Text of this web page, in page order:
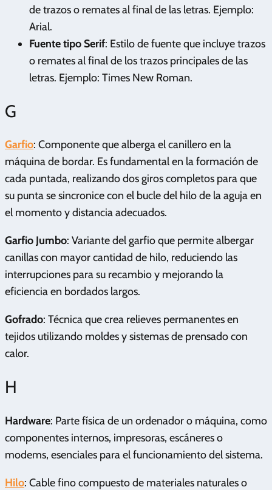
de trazos o remates al final de las letras. Ejemplo:
Arial.
Fuente tipo Serif: Estilo de fuente que incluye trazos
o remates al final de los trazos principales de las
letras. Ejemplo: Times New Roman.
G
Garfio: Componente que alberga el canillero en la
máquina de bordar. Es fundamental en la formación de
cada puntada, realizando dos giros completos para que
su punta se sincronice con el bucle del hilo de la aguja en
el momento y distancia adecuados.
Garfio Jumbo: Variante del garfio que permite albergar
canillas con mayor cantidad de hilo, reduciendo las
interrupciones para su recambio y mejorando la
eficiencia en bordados largos.
Gofrado: Técnica que crea relieves permanentes en
tejidos utilizando moldes y sistemas de prensado con
calor.
H
Hardware: Parte física de un ordenador o máquina, como
componentes internos, impresoras, escáneres o
modems, esenciales para el funcionamiento del sistema.
Hilo: Cable fino compuesto de materiales naturales o